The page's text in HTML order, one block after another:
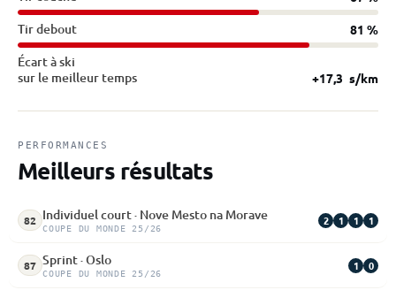
Tir debout 81 %
Écart à ski
sur le meilleur temps
+17,3 s/km
PERFORMANCES
Meilleurs résultats
82 Individuel court · Nove Mesto na Morave
COUPE DU MONDE 25/26
2 1 1 1
87 Sprint · Oslo
COUPE DU MONDE 25/26
1 0